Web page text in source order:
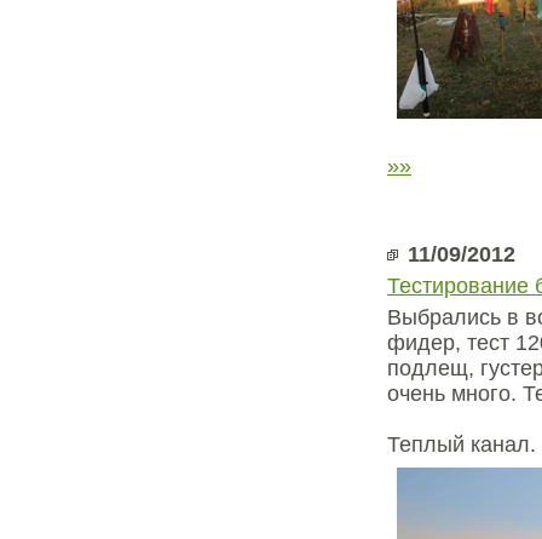
»»
11/09/2012
Тестирование
Выбрались в
фидер, тест
подлещ,
очень много.
Теплый канал.